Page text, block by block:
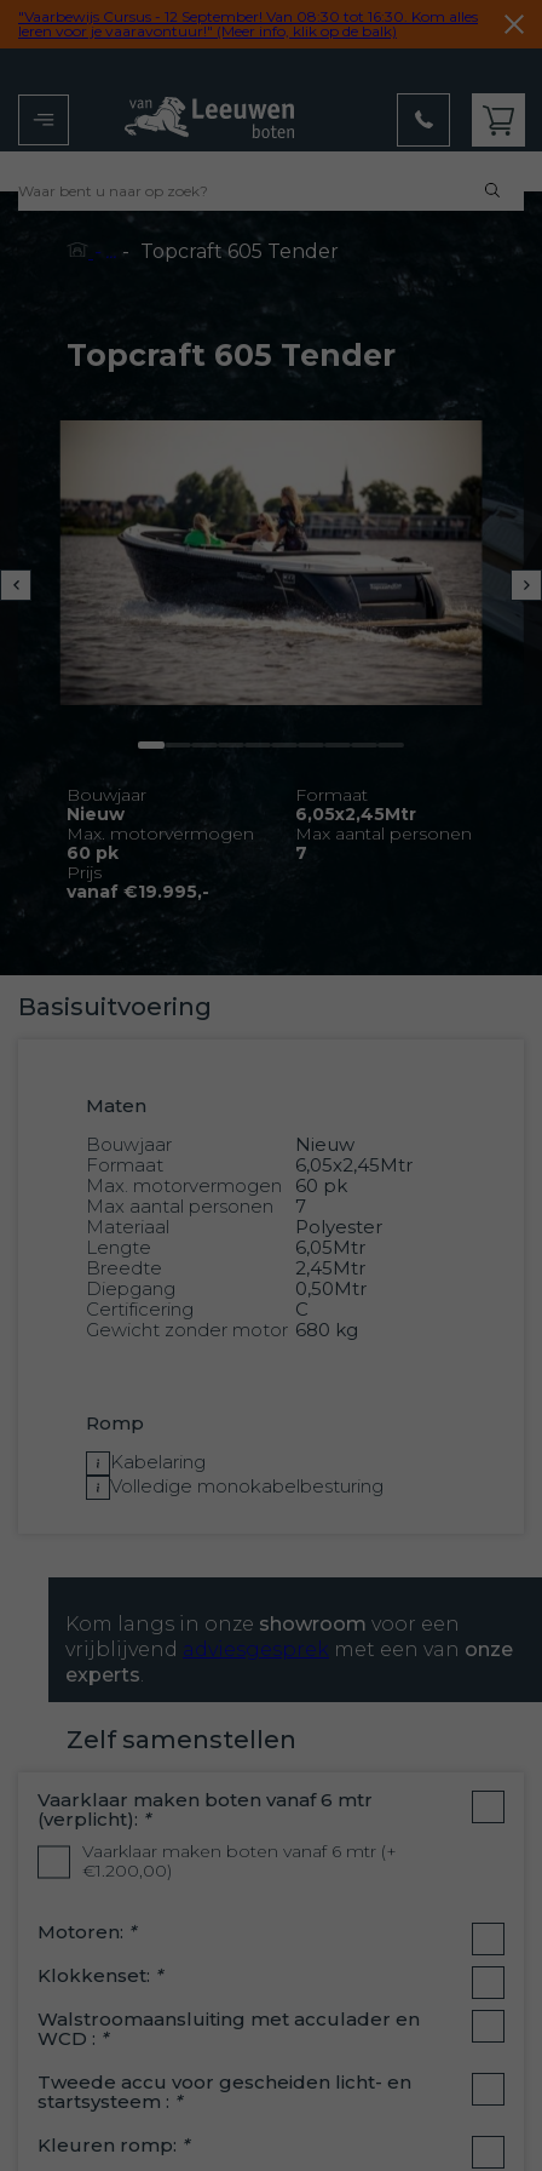
"Vaarbewijs Cursus - 12 September! Van 08:30 tot 16:30. Kom alles
leren voor je vaaravontuur!" (Meer info, klik op de balk)
Menu
- ... - Topcraft 605 Tender
Topcraft 605 Tender
Bouwjaar
Nieuw
Formaat
6,05x2,45Mtr
Max. motorvermogen
60 pk
Max aantal personen
7
Prijs
vanaf €19.995,-
Basisuitvoering
Maten
Bouwjaar
Nieuw
Formaat
6,05x2,45Mtr
Max. motorvermogen
60 pk
Max aantal personen
7
Materiaal
Polyester
Lengte
6,05Mtr
Breedte
2,45Mtr
Diepgang
0,50Mtr
Certificering
C
Gewicht zonder motor 680 kg
Romp
Kabelaring
Volledige monokabelbesturing
Kuip
Markilux zit- en rugkussenset
Meerdere afsluitbare opbergvakken
Ankerluik
RVS-kikker
RVS-railingen
Zelf samenstellen
Kom langs in onze showroom voor een
vrijblijvend adviesgesprek met een van onze
experts.
Vaarklaar maken boten vanaf 6 mtr
(verplicht): *
Vaarklaar maken boten vanaf 6 mtr (+
€1.200,00)
Motoren: *
Klokkenset: *
Walstroomaansluiting met acculader en
WCD : *
Tweede accu voor gescheiden licht- en
startsysteem : *
Kleuren romp: *